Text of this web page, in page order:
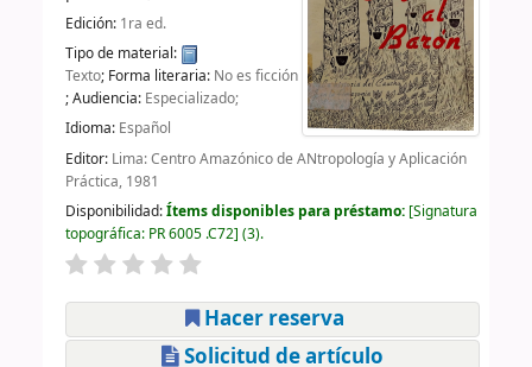
Edición: 1ra ed.
Tipo de material:
Texto; Forma literaria: No es ficción
; Audiencia: Especializado;
Idioma: Español
Editor: Lima: Centro Amazónico de ANtropología y Aplicación
Práctica, 1981
Disponibilidad:Ítems disponibles para préstamo: Signatura
topográfica: PR 6005 .C72 (3).
Hacer reserva
Solicitud de artículo